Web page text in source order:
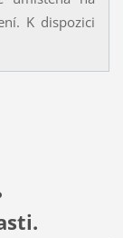
K dispozici